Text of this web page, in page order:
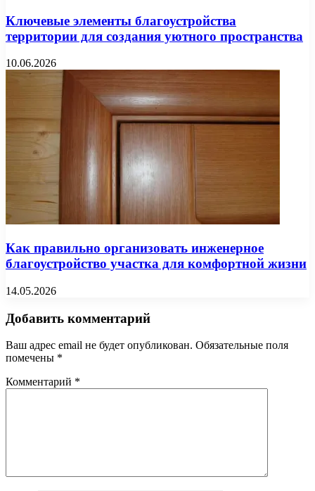
Ключевые элементы благоустройства
территории для создания уютного пространства
10.06.2026
Как правильно организовать инженерное
благоустройство участка для комфортной жизни
14.05.2026
Добавить комментарий
Ваш адрес email не будет опубликован. Обязательные поля
помечены *
Комментарий *